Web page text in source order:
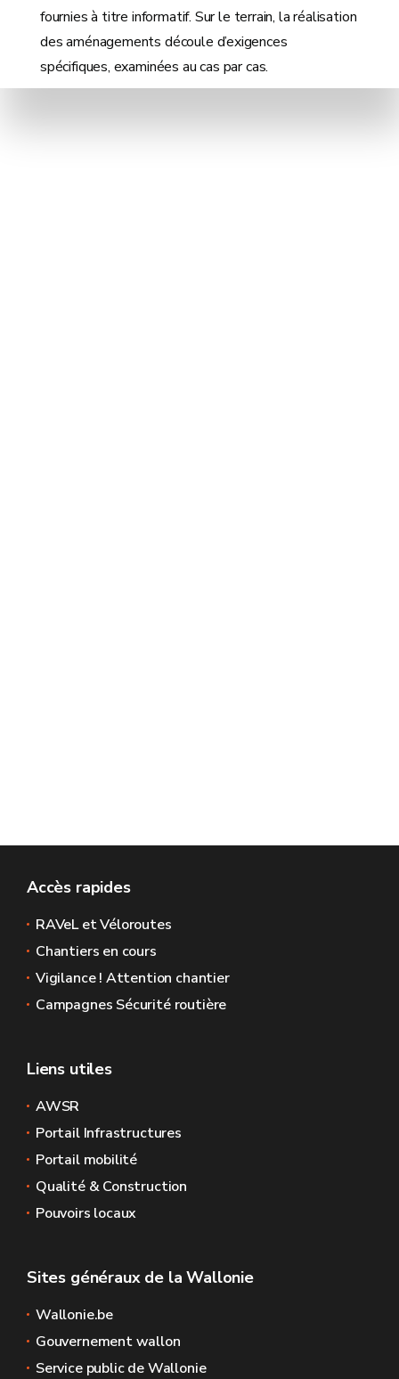
fournies à titre informatif. Sur le terrain, la réalisation
des aménagements découle d’exigences
spécifiques, examinées au cas par cas.
Accès rapides
RAVeL et Véloroutes
Chantiers en cours
Vigilance ! Attention chantier
Campagnes Sécurité routière
Liens utiles
AWSR
Portail Infrastructures
Portail mobilité
Qualité & Construction
Pouvoirs locaux
Sites généraux de la Wallonie
Wallonie.be
Gouvernement wallon
Service public de Wallonie